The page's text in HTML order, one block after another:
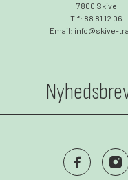
7800 Skive
Tlf: 88 81 12 06
Email: info@skive-
https://